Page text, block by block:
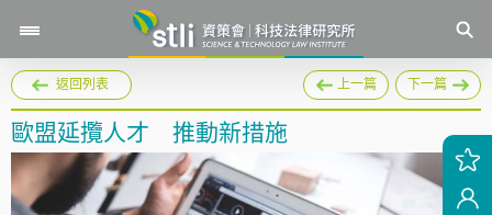
返回列表 上一篇 下一篇
歐盟延攬人才 推動新措施